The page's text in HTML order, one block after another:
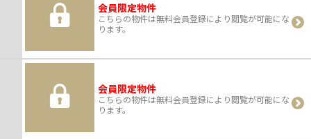
会員限定物件
こちらの物件は無料会員登録により閲覧が可能にな
ります。
会員限定物件
こちらの物件は無料会員登録により閲覧が可能にな
ります。